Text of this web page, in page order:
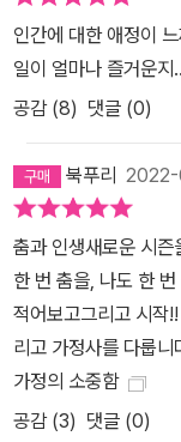
개인의 삶을 고단하
라는 단어를 재발견하는 기회 가볍게 저녁을 먹고 공
간에 늦으면 어쩌느냐
라가 공항에 내리자마
깨를 안고 선아는 바
항 앞에서 아내가 말
로 한동안 손을 흔들었다. _본문
배워나가는 한 꼰대
멩코 강사, 그리고 결
훈 씨는 진정한 가족
에서 마지막 과제를 마
인간에 대한 애정이
일이 얼마나 즐거운지
공감 (8) 댓글 (0)
북푸리
춤과 인생새로운 시
한 번 춤을, 나도 한
적어보고그리고 시작
리고 가정사를 다룹
가정의 소중함
공감 (3) 댓글 (0)